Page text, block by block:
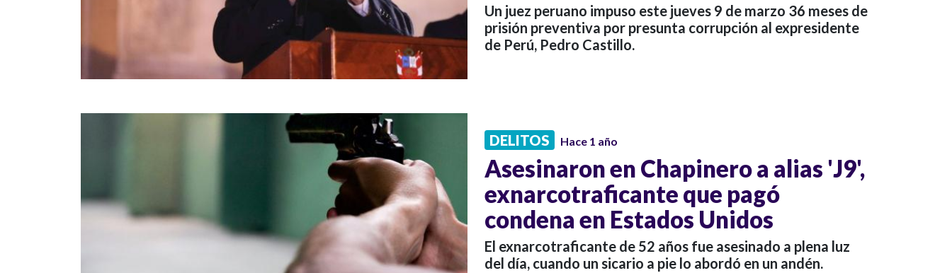
Un juez peruano impuso este jueves 9 de marzo 36 meses de
prisión preventiva por presunta corrupción al expresidente
de Perú, Pedro Castillo.
DELITOS Hace 1 año
Asesinaron en Chapinero a alias 'J9',
exnarcotraficante que pagó
condena en Estados Unidos
El exnarcotraficante de 52 años fue asesinado a plena luz
del día, cuando un sicario a pie lo abordó en un andén.